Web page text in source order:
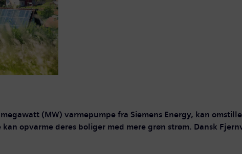
(MW) varmepumpe fra Siemens Energy, kan
opvarme deres boliger med mere grøn strøm. Dansk